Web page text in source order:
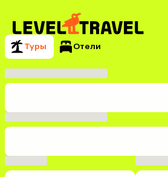
Туры Отели